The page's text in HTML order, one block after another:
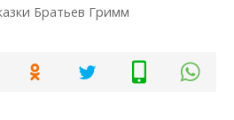
Братьев Гримм